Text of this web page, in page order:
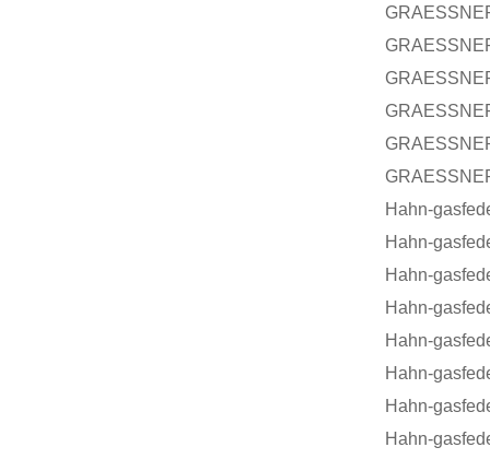
Hahn-
Hahn-
Hahn-
Hahn-
Hahn-
Hahn-
Hahn-
Hahn-